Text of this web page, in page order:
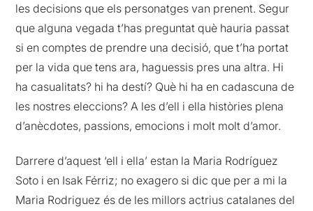
les decisions que els personatges van prenent. Segur
que alguna vegada t’has preguntat què hauria passat
si en comptes de prendre una decisió, que t’ha portat
per la vida que tens ara, haguessis pres una altra. Hi
ha casualitats? hi ha destí? Què hi ha en cadascuna de
les nostres eleccions? A les d’ell i ella històries plena
d’anècdotes, passions, emocions i molt molt d’amor.
Darrere d’aquest ‘ell i ella’ estan la Maria Rodríguez
Soto i en Isak Férriz; no exagero si dic que per a mi la
Maria Rodriguez és de les millors actrius catalanes del